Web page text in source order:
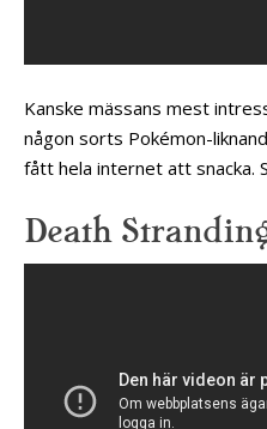
Kanske mässans mest
någon sorts Pokémon-
fått hela internet att snacka.
Death